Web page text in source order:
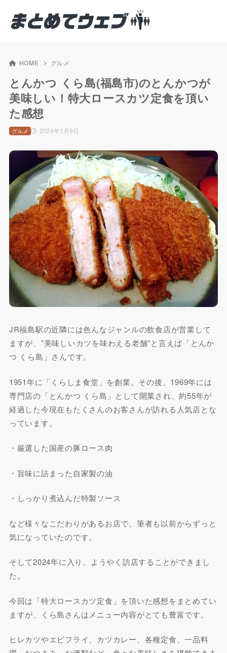
HOME グルメ
とんかつ くら島(福島市)のとんかつが
美味しい！特大ロースカツ定食を頂い
た感想
2024年1月9日
グルメ
JR福島駅の近隣には色んなジャンルの飲食店が営業して
ますが、”美味しいカツを味わえる老舗”と言えば「とんか
つ くら島」さんです。
1951年に「くらしま食堂」を創業。その後、1969年には
専門店の「とんかつ くら島」として開業され、約55年が
経過した今現在もたくさんのお客さんが訪れる人気店とな
っています。
・厳選した国産の豚ロース肉
・旨味に詰まった自家製の油
・しっかり煮込んだ特製ソース
など様々なこだわりがあるお店で、筆者も以前からずっと
気になっていたのです。
そして2024年に入り、ようやく訪店することができまし
た。
今回は「特大ロースカツ定食」を頂いた感想をまとめてい
ますが、くら島さんはメニュー内容がとても豊富です。
ヒレカツやエビフライ、カツカレー、各種定食、一品料